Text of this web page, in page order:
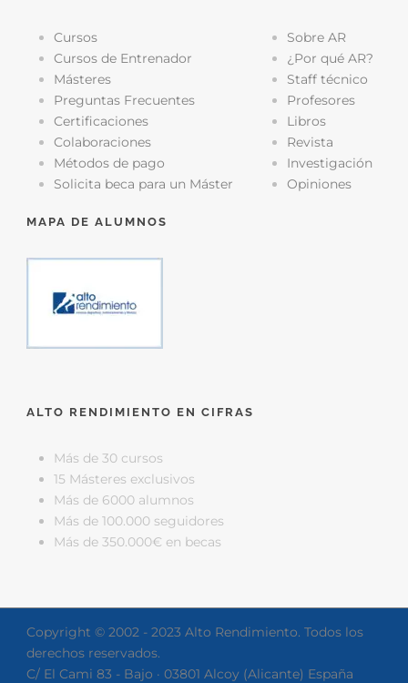
Cursos
Cursos de Entrenador
Másteres
Preguntas Frecuentes
Certificaciones
Colaboraciones
Métodos de pago
Solicita beca para un Máster
Sobre AR
¿Por qué AR?
Staff técnico
Profesores
Libros
Revista
Investigación
Opiniones
MAPA DE ALUMNOS
ALTO RENDIMIENTO EN CIFRAS
Más de 30 cursos
15 Másteres exclusivos
Más de 6000 alumnos
Más de 100.000 seguidores
Más de 350.000€ en becas
Copyright © 2002 - 2023 Alto Rendimiento. Todos los
derechos reservados.
C/ El Cami 83 - Bajo · 03801 Alcoy (Alicante) España